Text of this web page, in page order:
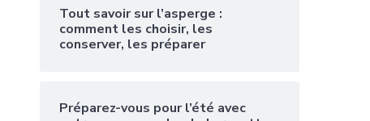
Tout savoir sur l’asperge :
comment les choisir, les
conserver, les préparer
Préparez-vous pour l’été avec